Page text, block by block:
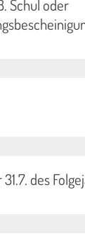
Schul oder
des